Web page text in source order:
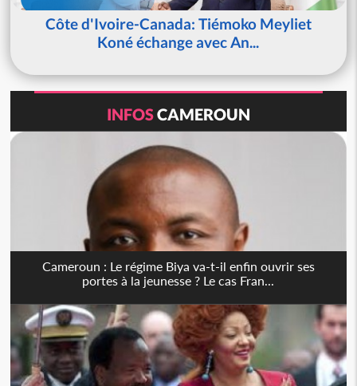
Côte d'Ivoire-Canada: Tiémoko Meyliet
Koné échange avec An...
INFOSCAMEROUN
Cameroun : Le régime Biya va-t-il enfin ouvrir ses
portes à la jeunesse ? Le cas Fran...